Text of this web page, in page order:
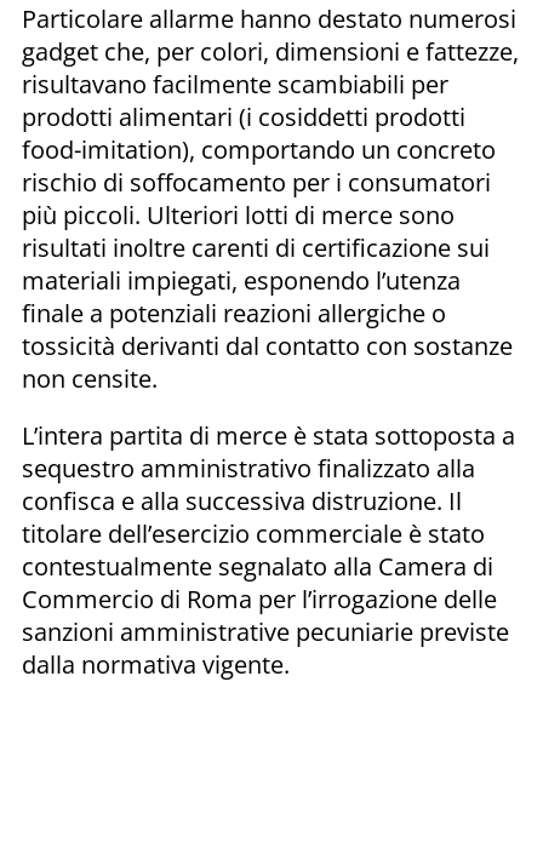
Particolare allarme hanno destato numerosi
gadget che, per colori, dimensioni e fattezze,
risultavano facilmente scambiabili per
prodotti alimentari (i cosiddetti prodotti
food-imitation), comportando un concreto
rischio di soffocamento per i consumatori
più piccoli. Ulteriori lotti di merce sono
risultati inoltre carenti di certificazione sui
materiali impiegati, esponendo l’utenza
finale a potenziali reazioni allergiche o
tossicità derivanti dal contatto con sostanze
non censite.
L’intera partita di merce è stata sottoposta a
sequestro amministrativo finalizzato alla
confisca e alla successiva distruzione. Il
titolare dell’esercizio commerciale è stato
contestualmente segnalato alla Camera di
Commercio di Roma per l’irrogazione delle
sanzioni amministrative pecuniarie previste
dalla normativa vigente.